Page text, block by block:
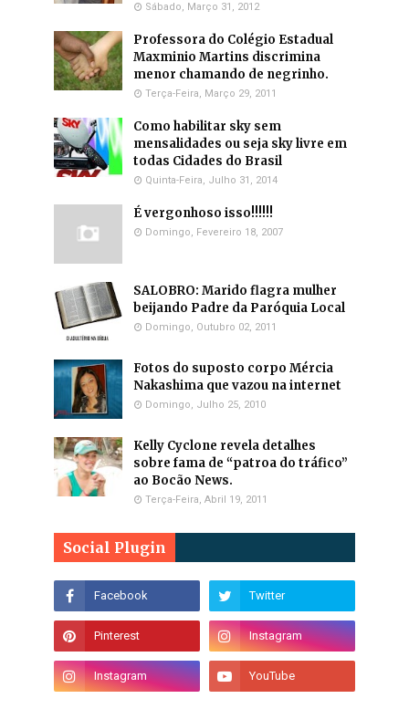
Sábado, Março 31, 2012
Professora do Colégio Estadual
Maxminio Martins discrimina
menor chamando de negrinho.
Terça-Feira, Março 29, 2011
Como habilitar sky sem
mensalidades ou seja sky livre em
todas Cidades do Brasil
Quinta-Feira, Julho 31, 2014
É vergonhoso isso!!!!!!
Domingo, Fevereiro 18, 2007
SALOBRO: Marido flagra mulher
beijando Padre da Paróquia Local
Domingo, Outubro 02, 2011
Fotos do suposto corpo Mércia
Nakashima que vazou na internet
Domingo, Julho 25, 2010
Kelly Cyclone revela detalhes
sobre fama de “patroa do tráfico”
ao Bocão News.
Terça-Feira, Abril 19, 2011
Social Plugin